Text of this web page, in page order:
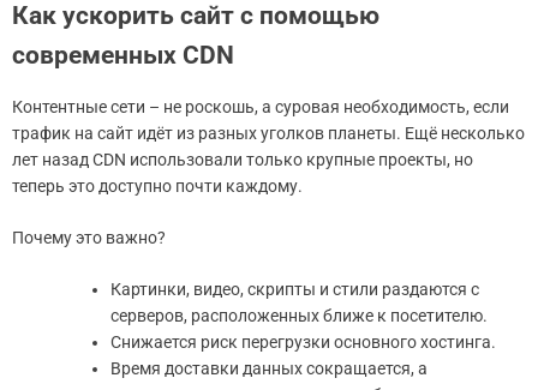
Как ускорить сайт с помощью
современных CDN
Контентные сети – не роскошь, а суровая необходимость, если
трафик на сайт идёт из разных уголков планеты. Ещё несколько
лет назад CDN использовали только крупные проекты, но
теперь это доступно почти каждому.
Почему это важно?
Картинки, видео, скрипты и стили раздаются с
серверов, расположенных ближе к посетителю.
Снижается риск перегрузки основного хостинга.
Время доставки данных сокращается, а